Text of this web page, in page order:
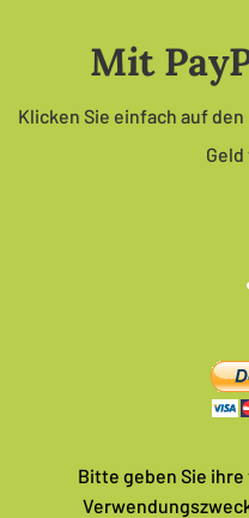
Mit
Klicken Sie einfach auf
Geld
Bitte geben Sie